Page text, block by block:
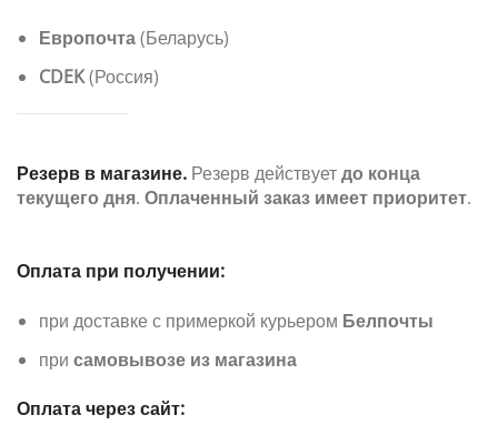
Европочта(Беларусь)
CDEK(Россия)
Резерв в магазине. Резерв действуетдо конца
текущего дня. Оплаченный заказ имеет приоритет.
Оплата при получении:
при доставке с примеркой курьером Белпочты
при самовывозе из магазина
Оплата через сайт: